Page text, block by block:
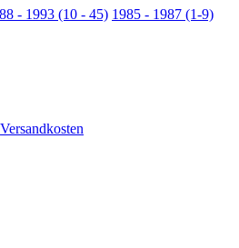
- 1993 (10 - 45) 1985 - 1987 (1-9)
Versandkosten